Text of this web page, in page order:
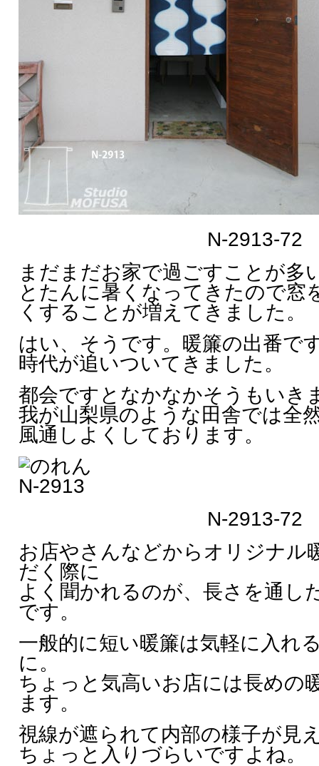
N-2913-72
まだまだお家で過ごすことが多
とたんに暑くなってきたので窓
くすることが増えてきました。
はい、そうです。暖簾の出番で
時代が追いついてきました。
都会ですとなかなかそうもいき
我が山梨県のような田舎では全
風通しよくしております。
N-2913-72
お店やさんなどからオリジナル
だく際に
よく聞かれるのが、長さを通し
です。
一般的に短い暖簾は気軽に入れ
に。
ちょっと気高いお店には長めの
ます。
視線が遮られて内部の様子が見
ちょっと入りづらいですよね。